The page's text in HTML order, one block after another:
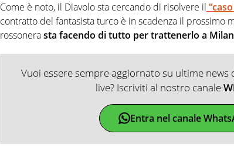
Come è noto, il Diavolo sta cercando di risolvere il
contratto del fantasista turco è in scadenza il prossimo
rossonerasta facendo di tutto per trattenerlo a
Vuoi essere sempre aggiornato su ultime
live? Iscriviti al nostro canale
Entra nel canale